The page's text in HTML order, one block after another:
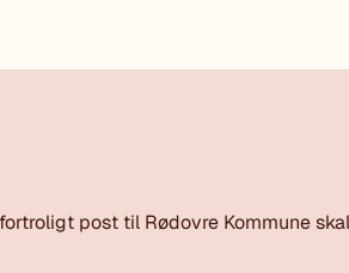
post til Rødovre Kommune